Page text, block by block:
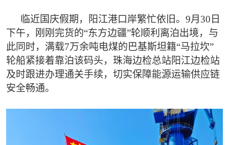
临近国庆假期，阳江港口岸繁忙依旧。9月30日
下午，刚刚完货的“东方边疆”轮顺利离泊出境，与
此同时，满载7万余吨电煤的巴基斯坦籍“马拉坎”
轮船紧接着靠泊该码头，珠海边检总站阳江边检站
及时跟进办理通关手续，切实保障能源运输供应链
安全畅通。